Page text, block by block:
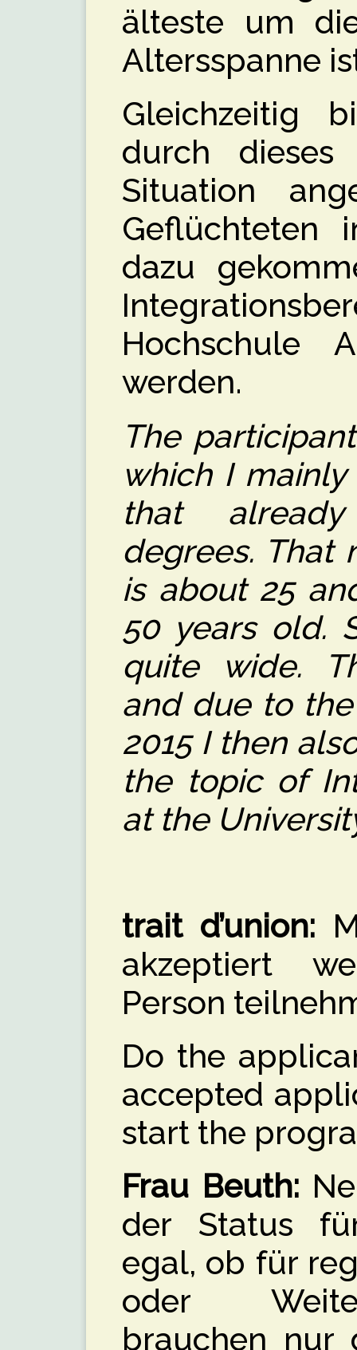
älteste um
Altersspanne
Gleichzeitig
durch
Situation
Geflüchteten
dazu
Hochschule
werden.
The
which I
that
degrees. That
is about 25
50 years old.
quite wide.
and due to
2015 I then
the topic of
at the
trait d’union:
akzeptiert
Person
Do the
accepted
start the
Frau Beuth:
der Status
egal, ob für
oder
brauchen nur